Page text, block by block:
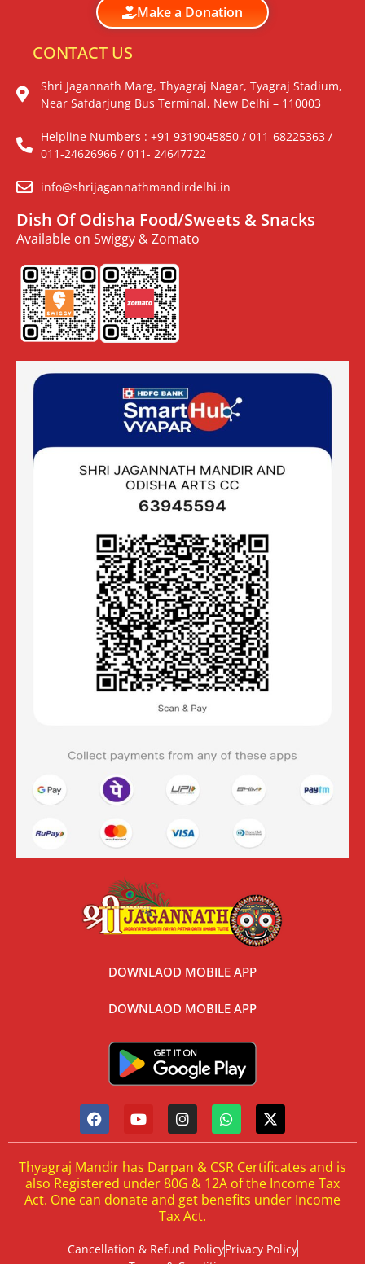
Make a Donation
CONTACT US
Shri Jagannath Marg, Thyagraj Nagar, Tyagraj Stadium,
Near Safdarjung Bus Terminal, New Delhi – 110003
Helpline Numbers : +91 9319045850 / 011-68225363 /
011-24626966 / 011- 24647722
info@shrijagannathmandirdelhi.in
Dish Of Odisha Food/Sweets & Snacks
Available on Swiggy & Zomato
DOWNLAOD MOBILE APP
DOWNLAOD MOBILE APP
Thyagraj Mandir has Darpan & CSR Certificates and is
also Registered under 80G & 12A of the Income Tax
Act. One can donate and get benefits under Income
Tax Act.
Cancellation & Refund PolicyPrivacy Policy